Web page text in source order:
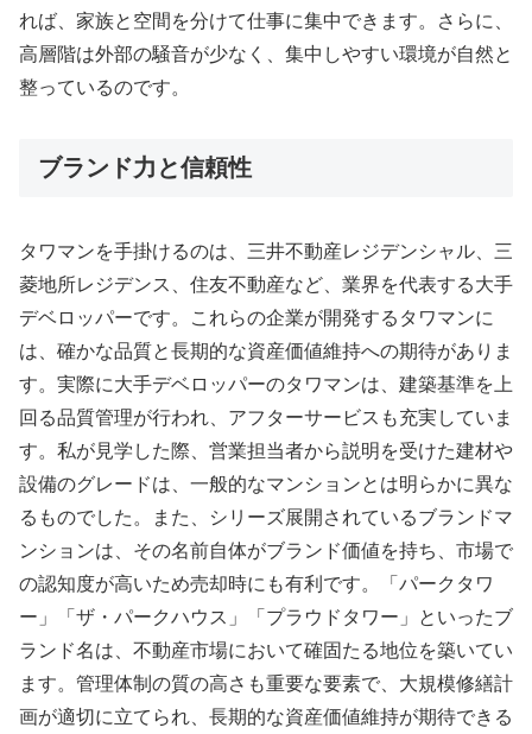
れば、家族と空間を分けて仕事に集中できます。さらに、
高層階は外部の騒音が少なく、集中しやすい環境が自然と
整っているのです。
ブランド力と信頼性
タワマンを手掛けるのは、三井不動産レジデンシャル、三
菱地所レジデンス、住友不動産など、業界を代表する大手
デベロッパーです。これらの企業が開発するタワマンに
は、確かな品質と長期的な資産価値維持への期待がありま
す。実際に大手デベロッパーのタワマンは、建築基準を上
回る品質管理が行われ、アフターサービスも充実していま
す。私が見学した際、営業担当者から説明を受けた建材や
設備のグレードは、一般的なマンションとは明らかに異な
るものでした。また、シリーズ展開されているブランドマ
ンションは、その名前自体がブランド価値を持ち、市場で
の認知度が高いため売却時にも有利です。「パークタワ
ー」「ザ・パークハウス」「プラウドタワー」といったブ
ランド名は、不動産市場において確固たる地位を築いてい
ます。管理体制の質の高さも重要な要素で、大規模修繕計
画が適切に立てられ、長期的な資産価値維持が期待できる